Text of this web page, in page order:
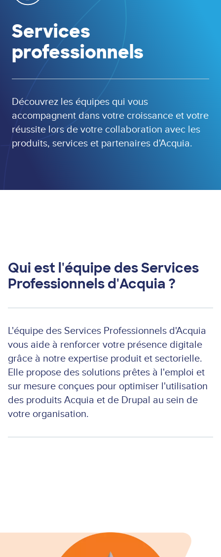
Services
professionnels
Découvrez les équipes qui vous
accompagnent dans votre croissance et votre
réussite lors de votre collaboration avec les
produits, services et partenaires d'Acquia.
Qui est l'équipe des Services
Professionnels d'Acquia ?
L'équipe des Services Professionnels d'Acquia
vous aide à renforcer votre présence digitale
grâce à notre expertise produit et sectorielle.
Elle propose des solutions prêtes à l'emploi et
sur mesure conçues pour optimiser l'utilisation
des produits Acquia et de Drupal au sein de
votre organisation.